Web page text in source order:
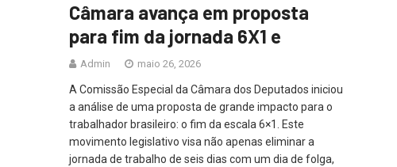
Câmara avança em proposta
para fim da jornada 6X1 e
Admin maio 26, 2026
A Comissão Especial da Câmara dos Deputados iniciou
a análise de uma proposta de grande impacto para o
trabalhador brasileiro: o fim da escala 6×1. Este
movimento legislativo visa não apenas eliminar a
jornada de trabalho de seis dias com um dia de folga,